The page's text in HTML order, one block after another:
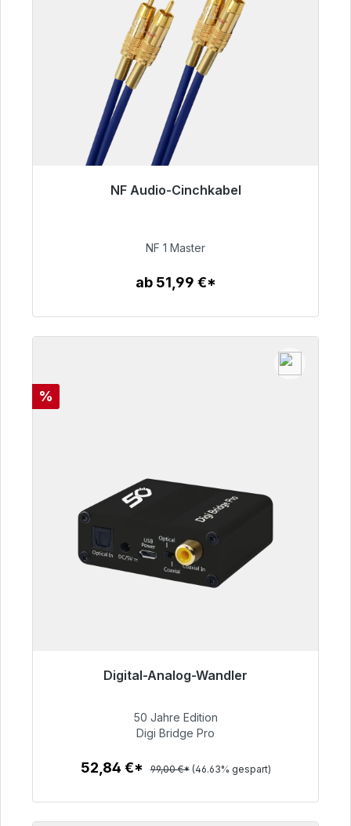
NF Audio-Cinchkabel
99,00 €
NF 1 Master
ab 51,99 €*
Rabatt
%
Digital-Analog-Wandler
52,84 €
50 Jahre Edition
Digi Bridge Pro
52,84 €* 99,00 €* (46.63% gespart)